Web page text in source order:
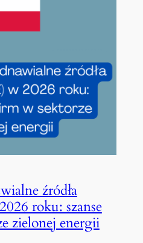
źródła
roku: szanse
zielonej energii